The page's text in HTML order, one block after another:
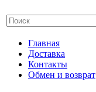
Главная
Доставка
Контакты
Обмен и возврат